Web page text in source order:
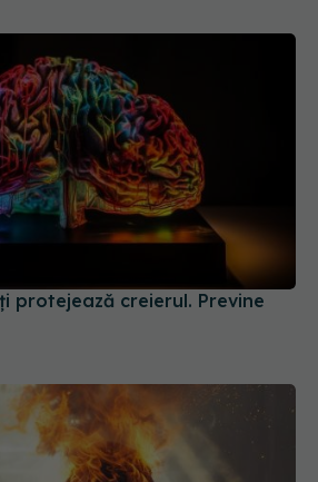
protejează creierul. Previne